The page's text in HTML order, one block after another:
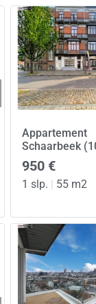
Appartement
Schaarbeek
950 €
1 slp. | 55 m2